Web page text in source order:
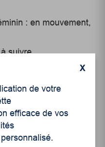
: en mouvement,
suivre
mauricie
X
de votre
efficace de vos